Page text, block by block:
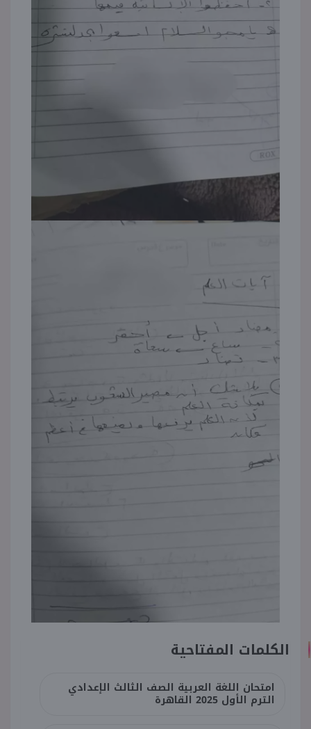
الكلمات المفتاحية
امتحان اللغة العربية الصف الثالث الإعدادي
الترم الأول 2025 القاهرة